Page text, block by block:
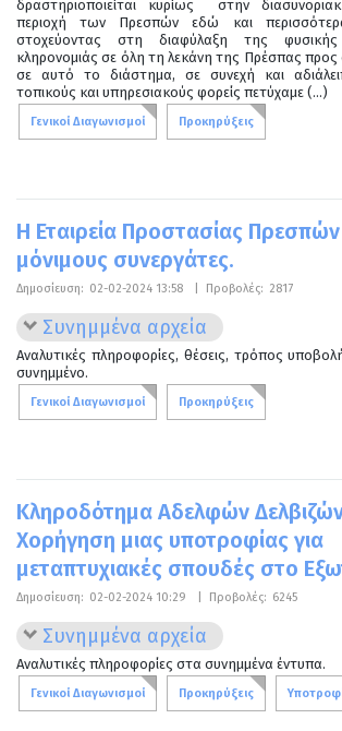
δραστηριοποιείται κυρίως στην
περιοχή των Πρεσπών εδώ και
στοχεύοντας στη διαφύλαξη της φυσικής
κληρονομιάς σε όλη τη λεκάνη της Πρέσπας
σε αυτό το διάστημα, σε συνεχή και
τοπικούς και υπηρεσιακούς φορείς πετύχαμε (...)
Γενικοί Διαγωνισμοί Προκηρύξεις
Η Εταιρεία Προστασίας
μόνιμους συνεργάτες.
Δημοσίευση: 02-02-2024 13:58 Προβολές: 2817
Συνημμένα αρχεία
Αναλυτικές πληροφορίες, θέσεις, τρόπος
συνημμένο.
Γενικοί Διαγωνισμοί Προκηρύξεις
Κληροδότημα Αδελφών
Χορήγηση μιας υποτροφίας για
μεταπτυχιακές σπουδές στο
Δημοσίευση: 02-02-2024 10:29 Προβολές: 6245
Συνημμένα αρχεία
Αναλυτικές πληροφορίες στα συνημμένα έντυπα.
Γενικοί Διαγωνισμοί Προκηρύξεις